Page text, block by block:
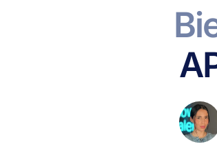
laboral
y
más
cosas
que
desde
RRHH